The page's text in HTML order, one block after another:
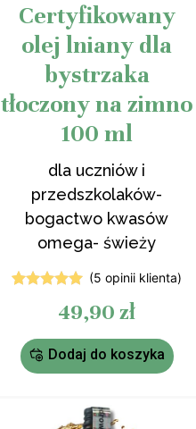
Certyfikowany
olej lniany dla
bystrzaka
tłoczony na zimno
100 ml
dla uczniów i
przedszkolaków-
bogactwo kwasów
omega- świeży
na 5
podstawie
ocen
klientów
(5 opinii klienta)
49,90 zł
Dodaj do koszyka